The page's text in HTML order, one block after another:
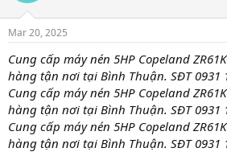
d
t
a
t
e
r
t
e
Mar 20, 2025
Cung cấp máy nén 5HP Copeland
hàng tận nơi tại Bình Thuận. SĐT 0931
Cung cấp máy nén 5HP Copeland
hàng tận nơi tại Bình Thuận. SĐT 0931
Cung cấp máy nén 5HP Copeland
hàng tận nơi tại Bình Thuận. SĐT 0931